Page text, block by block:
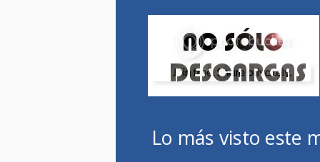
Lo más visto este